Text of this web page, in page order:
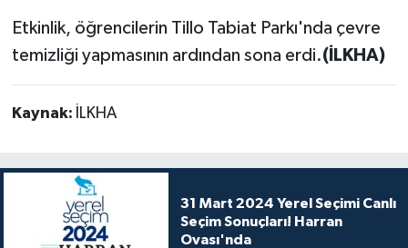
Etkinlik, öğrencilerin Tillo Tabiat Parkı'nda çevre
temizliği yapmasının ardından sona erdi.(İLKHA)
Kaynak: İLKHA
31 Mart 2024 Yerel Seçimi Canlı
Seçim Sonuçları! Harran
Ovası'nda